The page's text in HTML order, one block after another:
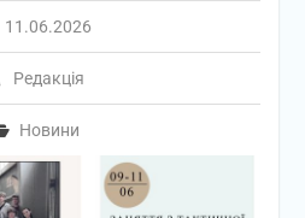
11.06.2026
Редакція
Новини